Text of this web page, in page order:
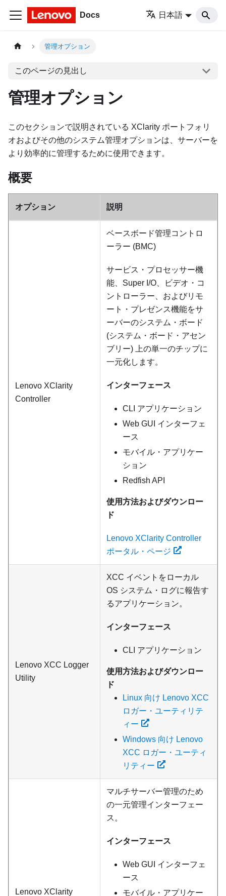
Docs 日本語
管理オプション
このページの見出し
管理オプション
このセクションで説明されている XClarity ポートフォリ
オおよびその他のシステム管理オプションは、サーバーを
より効率的に管理するために使用できます。
概要
オプション 説明
Lenovo XClarity
Controller
ベースボード管理コントロ
ーラー (BMC)
サービス・プロセッサー機
能、Super I/O、ビデオ・コ
ントローラー、およびリモ
ート・プレゼンス機能をサ
ーバーのシステム・ボード
(システム・ボード・アセン
ブリー) 上の単一のチップに
一元化します。
インターフェース
CLI アプリケーション
Web GUI インターフェ
ース
モバイル・アプリケー
ション
Redfish API
使用方法およびダウンロー
ド
Lenovo XClarity Controller
ポータル・ページ
Lenovo XCC Logger
Utility
XCC イベントをローカル
OS システム・ログに報告す
るアプリケーション。
インターフェース
CLI アプリケーション
使用方法およびダウンロー
ド
Linux 向け Lenovo XCC
ロガー・ユーティリテ
ィー
Windows 向け Lenovo
XCC ロガー・ユーティ
リティー
Lenovo XClarity
マルチサーバー管理のため
の一元管理インターフェー
ス。
インターフェース
Web GUI インターフェ
ース
モバイル・アプリケー